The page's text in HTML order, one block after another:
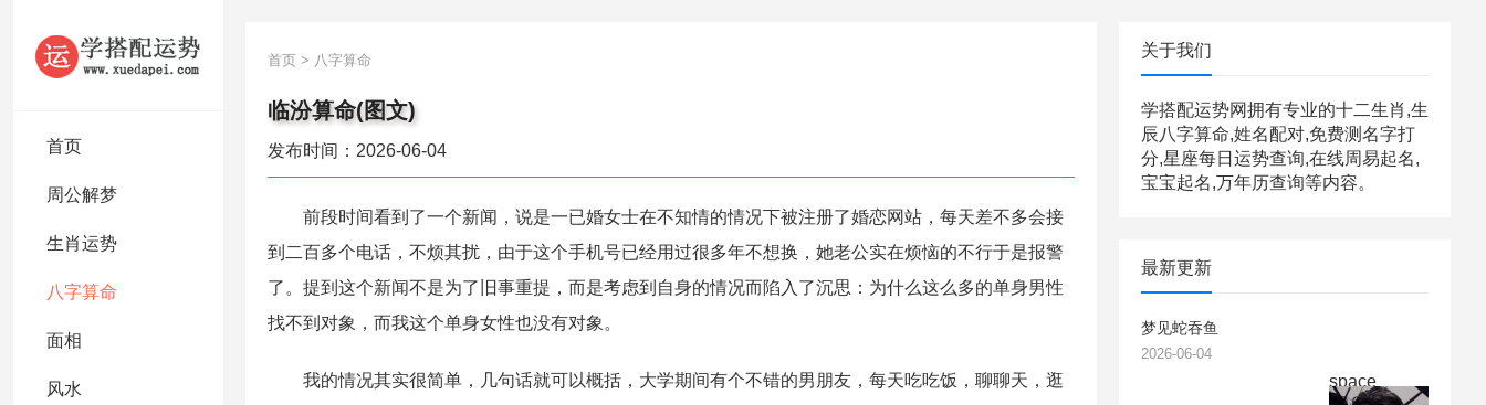
首页
周公解梦
生肖运势
八字算命
面相
风水
首页 > 八字算命
临汾算命(图文)
发布时间：2026-06-04
前段时间看到了一个新闻，说是一已婚女士在不知情的情况下被注册了婚恋网站，每天差不多会接
到二百多个电话，不烦其扰，由于这个手机号已经用过很多年不想换，她老公实在烦恼的不行于是报警
了。提到这个新闻不是为了旧事重提，而是考虑到自身的情况而陷入了沉思：为什么这么多的单身男性
找不到对象，而我这个单身女性也没有对象。
我的情况其实很简单，几句话就可以概括，大学期间有个不错的男朋友，每天吃吃饭，聊聊天，逛
关于我们
学搭配运势网拥有专业的十二生肖,生
辰八字算命,姓名配对,免费测名字打
分,星座每日运势查询,在线周易起名,
宝宝起名,万年历查询等内容。
最新更新
space
梦见蛇吞鱼
2026-06-04